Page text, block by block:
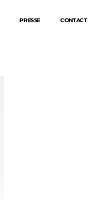
PRESSE CONTACT